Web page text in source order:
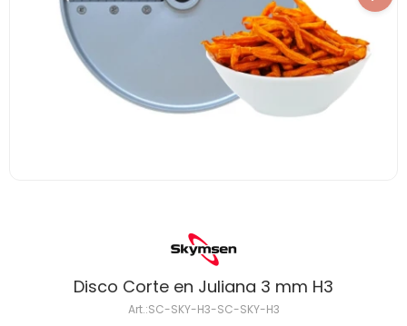
Disco Corte en Juliana 3 mm H3
SC-SKY-H3-SC-SKY-H3